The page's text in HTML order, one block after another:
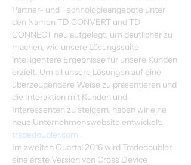
Partner- und Technologieangebote unter
den Namen TD CONVERT und TD
CONNECT neu aufgelegt, um deutlicher zu
machen, wie unsere Lösungssuite
intelligentere Ergebnisse für unsere Kunden
erzielt. Um all unsere Lösungen auf eine
überzeugendere Weise zu präsentieren und
die Interaktion mit Kunden und
Interessenten zu steigern, haben wir eine
neue Unternehmenswebsite entwickelt:
tradedoubler.com .
Im zweiten Quartal 2016 wird Tradedoubler
eine erste Version von Cross Device